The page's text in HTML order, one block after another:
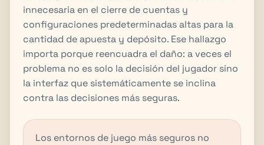
innecesaria en el cierre de cuentas y
configuraciones predeterminadas altas para la
cantidad de apuesta y depósito. Ese hallazgo
importa porque reencuadra el daño: a veces el
problema no es solo la decisión del jugador sino
la interfaz que sistemáticamente se inclina
contra las decisiones más seguras.
Los entornos de juego más seguros no